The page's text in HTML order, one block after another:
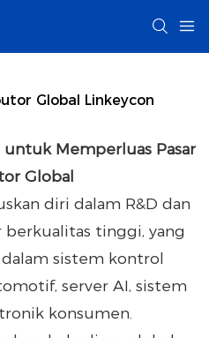
Global Linkeycon
Memperluas Pasar
Global
diri dalam R&D dan
tinggi, yang
sistem kontrol
server AI, sistem
konsumen.